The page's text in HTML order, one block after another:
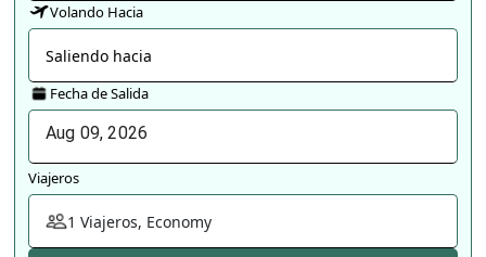
Volando Hacia
Fecha de Salida
Aug 09, 2026
Viajeros
1 Viajeros, Economy